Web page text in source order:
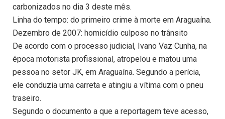
carbonizados no dia 3 deste mês.
Linha do tempo: do primeiro crime à morte em Araguaína.
Dezembro de 2007: homicídio culposo no trânsito
De acordo com o processo judicial, Ivano Vaz Cunha, na
época motorista profissional, atropelou e matou uma
pessoa no setor JK, em Araguaína. Segundo a perícia,
ele conduzia uma carreta e atingiu a vítima com o pneu
traseiro.
Segundo o documento a que a reportagem teve acesso,